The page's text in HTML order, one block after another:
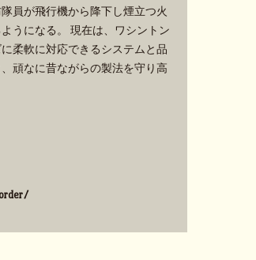
員が飛行機から降下し煙立つ火
うになる。 現在は、ワシントン
柔軟に対応できるシステムと品
頑なに昔ながらの製法を守り高